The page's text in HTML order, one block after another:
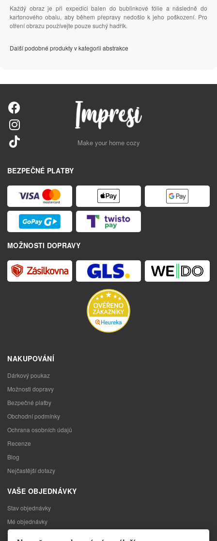
Každý obraz je při expedici balen do bublinkové fólie a následně do
kartonového obalu, aby během přepravy nedošlo k jeho poškození. Pro
otření obrazu používejte pouze suchý hadřík.
Další podobné produkty v kategorii abstrakce
Make your home cozy
BEZPEČNÉ PLATBY
MOŽNOSTI DOPRAVY
NAKUPOVÁNÍ
Dárkový poukaz
Možnosti dopravy
Bezpečné platby
Obchodní podmínky
Ochrana osobních údajů
Recenze
Blog
Nejčastější dotazy
VAŠE OBJEDNÁVKY
Stav objednávky
Mé objednávky
Výměna zboží